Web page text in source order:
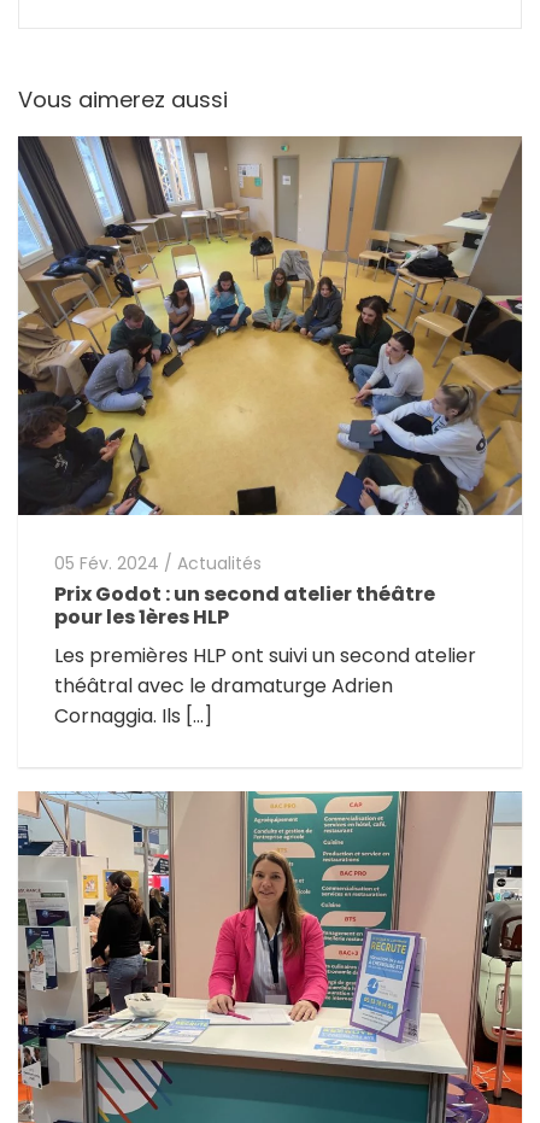
Vous aimerez aussi
05 Fév. 2024 / Actualités
Prix Godot : un second atelier théâtre
pour les 1ères HLP
Les premières HLP ont suivi un second atelier
théâtral avec le dramaturge Adrien
Cornaggia. Ils […]